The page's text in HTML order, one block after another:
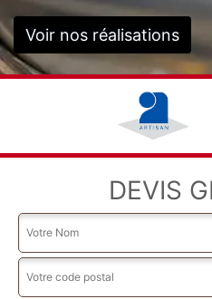
Voir nos réalisations
DEVIS